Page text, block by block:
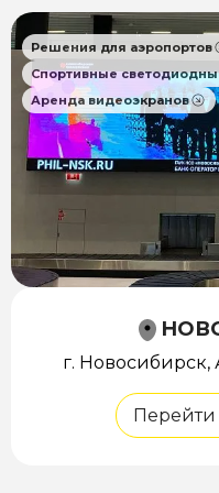
Решения для аэропортов
Спортивные
Аренда видеоэкранов
г. Новосибирск,
Перейти